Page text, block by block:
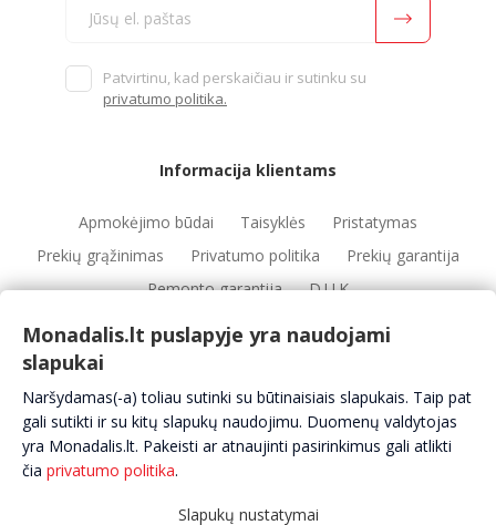
Patvirtinu, kad perskaičiau ir sutinku su
privatumo politika.
Informacija klientams
Apmokėjimo būdai Taisyklės
Pristatymas
Prekių grąžinimas
Privatumo politika
Prekių garantija
Remonto garantija
D.U.K
Automobilių servisai Automobilių dalys
Apie mus
Kontaktai
Monadalis.lt puslapyje yra naudojami
slapukai
Naršydamas(-a) toliau sutinki su būtinaisiais slapukais. Taip pat
gali sutikti ir su kitų slapukų naudojimu. Duomenų valdytojas
yra Monadalis.lt. Pakeisti ar atnaujinti pasirinkimus gali atlikti
čia privatumo politika.
Slapukų nustatymai